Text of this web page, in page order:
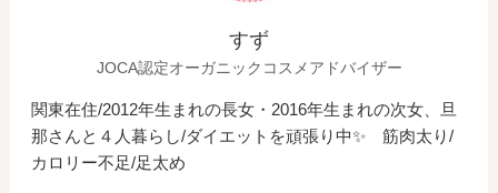
すず
JOCA認定オーガニックコスメアドバイザー
関東在住/2012年生まれの長女・2016年生まれの次女、旦
那さんと４人暮らし/ダイエットを頑張り中✨ 筋肉太り/
カロリー不足/足太め